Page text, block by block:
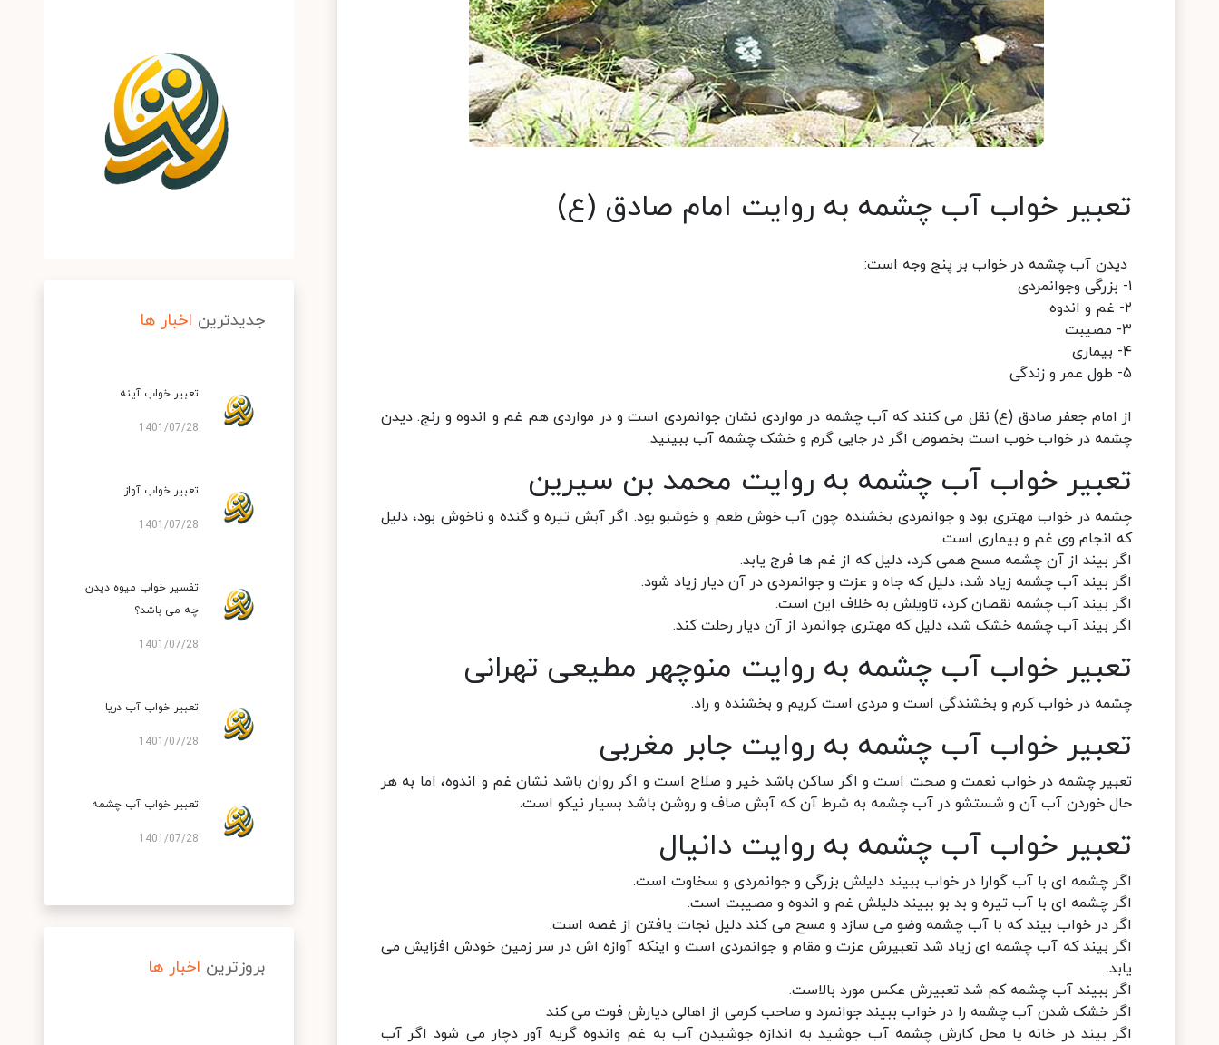
تعبير خواب آب چشمه به روايت امام صادق (ع)
دیدن آب چشمه در خواب بر پنج وجه است:
۱- بزرگی وجوانمردی
۲- غم و اندوه
۳- مصیبت
۴- بیماری
۵- طول عمر و زندگی
از امام جعفر صادق (ع) نقل می کنند که آب چشمه در مواردی نشان جوانمردی است و در مواردی هم غم و اندوه و رنج. دیدن
چشمه در خواب خوب است بخصوص اگر در جایی گرم و خشک چشمه آب ببینید.
تعبیر خواب آب چشمه به روایت محمد بن سیرین
چشمه در خواب مهتری بود و جوانمردی بخشنده. چون آب خوش طعم و خوشبو بود. اگر آبش تیره و گنده و ناخوش بود، دلیل
که انجام وی غم و بیماری است.
اگر بیند از آن چشمه مسح همی کرد، دلیل که از غم ها فرج یابد.
اگر بیند آب چشمه زیاد شد، دلیل که جاه و عزت و جوانمردی در آن دیار زیاد شود.
اگر بیند آب چشمه نقصان کرد، تاویلش به خلاف این است.
اگر بیند آب چشمه خشک شد، دلیل که مهتری جوانمرد از آن دیار رحلت کند.
تعبیر خواب آب چشمه به روایت منوچهر مطیعی تهرانی
چشمه در خواب کرم و بخشندگی است و مردی است کریم و بخشنده و راد.
تعبیر خواب آب چشمه به روایت جابر مغربی
تعبیر چشمه در خواب نعمت و صحت است و اگر ساکن باشد خیر و صلاح است و اگر روان باشد نشان غم و اندوه، اما به هر
حال خوردن آب آن و شستشو در آب چشمه به شرط آن که آبش صاف و روشن باشد بسیار نیکو است.
تعبیر خواب آب چشمه به روایت دانیال
اگر چشمه ای با آب گوارا در خواب ببیند دلیلش بزرگی و جوانمردی و سخاوت است.
اگر چشمه ای با آب تیره و بد بو ببیند دلیلش غم و اندوه و مصیبت است.
اگر در خواب بیند که با آب چشمه وضو می سازد و مسح می کند دلیل نجات یافتن از غصه است.
اگر بیند که آب چشمه ای زیاد شد تعبیرش عزت و مقام و جوانمردی است و اینکه آوازه اش در سر زمین خودش افزایش می
یابد.
اگر ببیند آب چشمه کم شد تعبیرش عکس مورد بالاست.
اگر خشک شدن آب چشمه را در خواب ببیند جوانمرد و صاحب کرمی از اهالی دیارش فوت می کند
اگر بیند در خانه یا محل کارش چشمه آب جوشید به اندازه جوشیدن آب به غم واندوه گریه آور دچار می شود اگر آب
جدیدترین اخبار ها
تعبير خواب آينه
1401/07/28
تعبير خواب آواز
1401/07/28
تفسیر خواب میوه دیدن
چه می باشد؟
1401/07/28
تعبیر خواب آب دریا
1401/07/28
تعبیر خواب آب چشمه
1401/07/28
بروزترین اخبار ها